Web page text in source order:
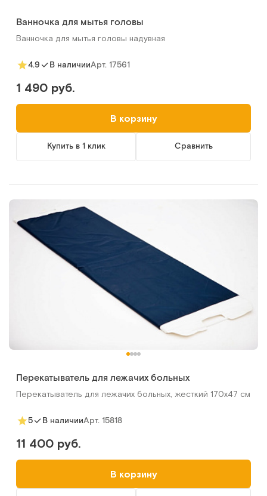
Ванночка для мытья головы
Ванночка для мытья головы надувная
4.9 В наличииАрт. 17561
1 490 руб.
В корзину
Купить в 1 клик Сравнить
Перекатыватель для лежачих больных
Перекатыватель для лежачих больных, жесткий 170х47 см
5 В наличииАрт. 15818
11 400 руб.
В корзину